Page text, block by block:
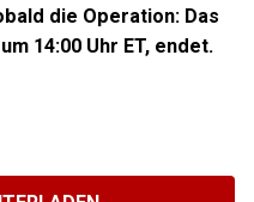
die Operation: Das
14:00 Uhr ET, endet.